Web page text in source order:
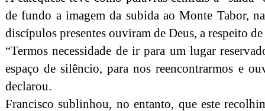
de fundo a imagem da subida ao Monte Tabor,
discípulos presentes ouviram de Deus, a respeito de
“Termos necessidade de ir para um lugar
espaço de silêncio, para nos reencontrarmos e
declarou.
Francisco sublinhou, no entanto, que este